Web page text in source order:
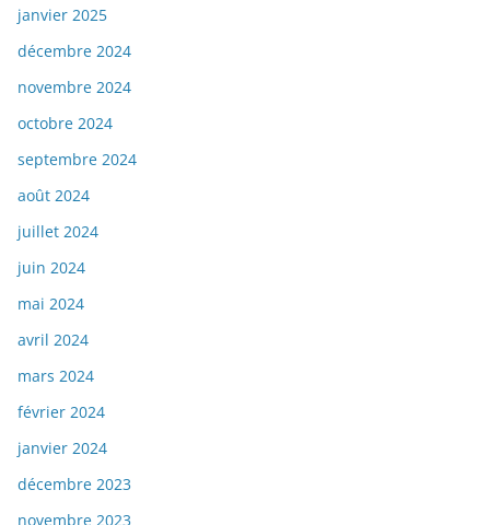
janvier 2025
décembre 2024
novembre 2024
octobre 2024
septembre 2024
août 2024
juillet 2024
juin 2024
mai 2024
avril 2024
mars 2024
février 2024
janvier 2024
décembre 2023
novembre 2023